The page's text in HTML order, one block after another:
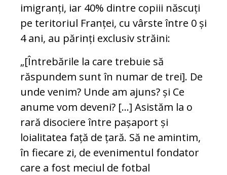
imigranți, iar 40% dintre copiii născuți
pe teritoriul Franței, cu vârste între 0 și
4 ani, au părinți exclusiv străini:
„[Întrebările la care trebuie să
răspundem sunt în numar de trei]. De
unde venim? Unde am ajuns? și Ce
anume vom deveni? […] Asistăm la o
rară disociere între pașaport și
loialitatea față de țară. Să ne amintim,
în fiecare zi, de evenimentul fondator
care a fost meciul de fotbal